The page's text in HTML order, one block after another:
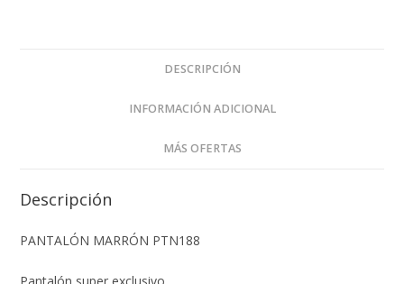
DESCRIPCIÓN
INFORMACIÓN ADICIONAL
MÁS OFERTAS
Descripción
PANTALÓN MARRÓN PTN188
Pantalón super exclusivo